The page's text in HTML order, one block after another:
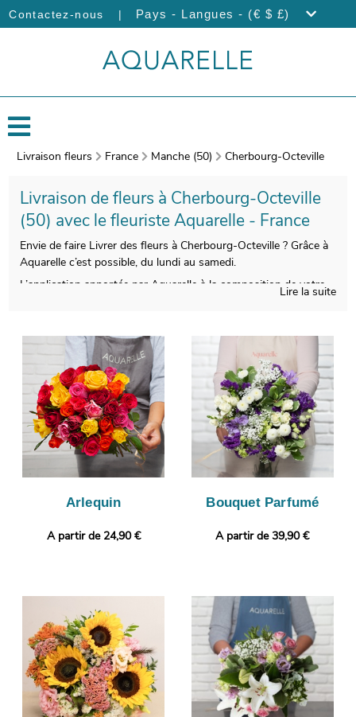
Contactez-nous | Pays - Langues - (€ $ £)
Livraison fleurs France Manche (50) Cherbourg-Octeville
Livraison de fleurs à Cherbourg-Octeville
(50) avec le fleuriste Aquarelle - France
Envie de faire Livrer des fleurs à Cherbourg-Octeville ? Grâce à
Aquarelle c’est possible, du lundi au samedi.
L’application apportée par Aquarelle à la composition de votre
bouquet au moment de l’emballage. Ensuite, nous vous
enverrons cette photographie sur votre boîte mail, avant de
livrer votre composition florale, à Cherbourg-Octeville.
Personnalisez votre cadeau avec une photo ou un message
selon vos envies.
Lire la suite
Arlequin
A partir de 24,90 €
Bouquet Parfumé
A partir de 39,90 €